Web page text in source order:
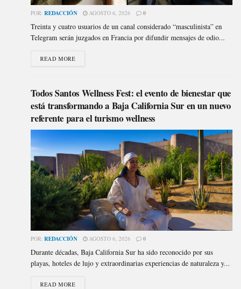
POR: REDACCIÓN AGOSTO 6, 2026 0
Treinta y cuatro usuarios de un canal considerado “masculinista” en
Telegram serán juzgados en Francia por difundir mensajes de odio...
READ MORE
Todos Santos Wellness Fest: el evento de bienestar que
está transformando a Baja California Sur en un nuevo
referente para el turismo wellness
POR: REDACCIÓN AGOSTO 6, 2026 0
Durante décadas, Baja California Sur ha sido reconocido por sus
playas, hoteles de lujo y extraordinarias experiencias de naturaleza y...
READ MORE